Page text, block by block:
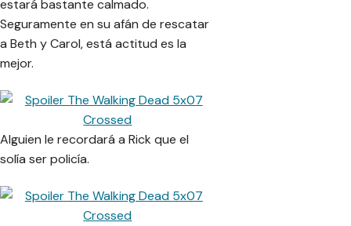
estará bastante calmado.
Seguramente en su afán de rescatar
a Beth y Carol, está actitud es la
mejor.
Alguien le recordará a Rick que el
solía ser policía.